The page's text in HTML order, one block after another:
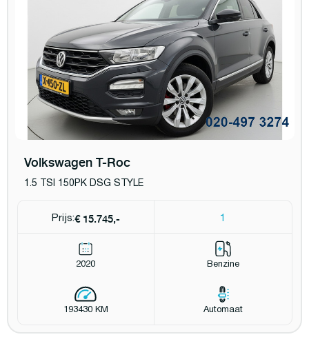
Volkswagen T-Roc
1.5 TSI 150PK DSG STYLE
Prijs:€ 15.745,- 1
2020 Benzine
193430 KM Automaat